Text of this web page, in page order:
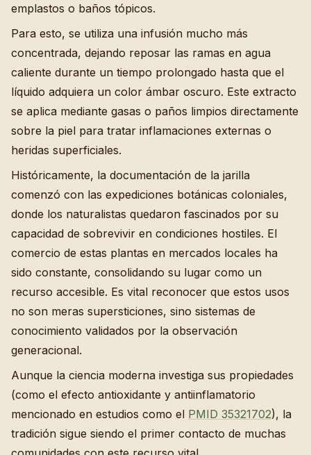
emplastos o baños tópicos.
Para esto, se utiliza una infusión mucho más
concentrada, dejando reposar las ramas en agua
caliente durante un tiempo prolongado hasta que el
líquido adquiera un color ámbar oscuro. Este extracto
se aplica mediante gasas o paños limpios directamente
sobre la piel para tratar inflamaciones externas o
heridas superficiales.
Históricamente, la documentación de la jarilla
comenzó con las expediciones botánicas coloniales,
donde los naturalistas quedaron fascinados por su
capacidad de sobrevivir en condiciones hostiles. El
comercio de estas plantas en mercados locales ha
sido constante, consolidando su lugar como un
recurso accesible. Es vital reconocer que estos usos
no son meras supersticiones, sino sistemas de
conocimiento validados por la observación
generacional.
Aunque la ciencia moderna investiga sus propiedades
(como el efecto antioxidante y antiinflamatorio
mencionado en estudios como el PMID 35321702), la
tradición sigue siendo el primer contacto de muchas